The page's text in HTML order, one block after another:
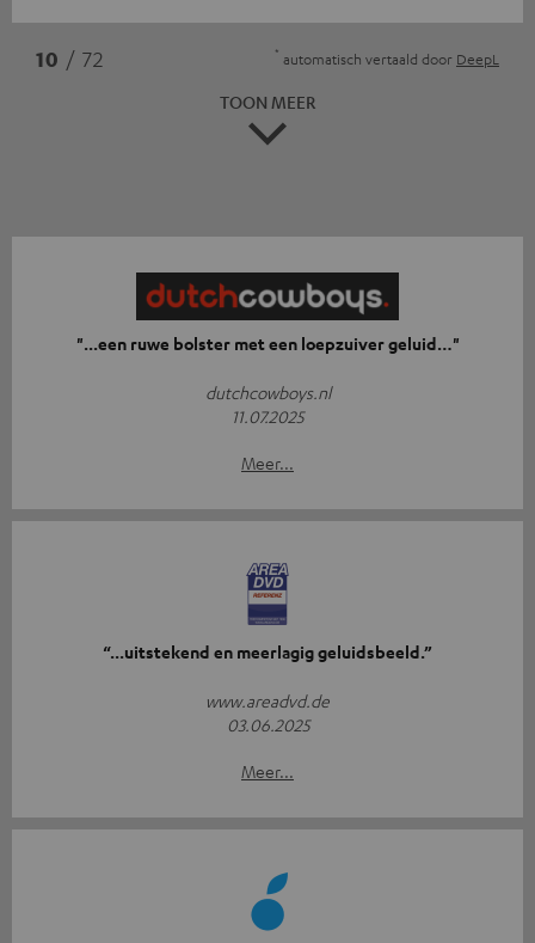
10 / 72 * automatisch vertaald door DeepL
TOON MEER
"...een ruwe bolster met een loepzuiver geluid…"
dutchcowboys.nl
11.07.2025
Meer...
“...uitstekend en meerlagig geluidsbeeld.”
www.areadvd.de
03.06.2025
Meer...